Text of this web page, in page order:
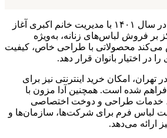
آدا مزون فعالیت خود را در سال ۱۴۰۱ با مدیریت خانم اکبری آغاز
بر فروش لباس‌های زنانه، به‌ویژه
محصولاتی با طراحی خاص، کیفیت
اختیار بانوان قرار دهد.
امکان خرید اینترنتی نیز برای
شده است. همچنین آدا مزون با
خدمات طراحی و دوخت اختصاصی
لباس فرم برای شرکت‌ها، سازمان‌ها و
ارائه می‌دهد.